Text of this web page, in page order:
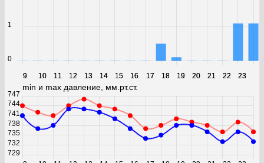
9 10 11 12 13 14 15 16 17 18 19 20 21 22 23
9 10 11 12 13 14 15 16 17 18 19 20 21 22 23
0
1
min и max давление, мм.рт.ст.
729
732
735
738
741
744
747